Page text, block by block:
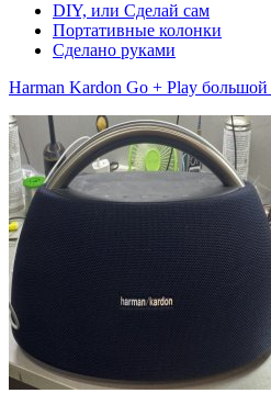
DIY, или Сделай сам
Портативные колонки
Сделано руками
Harman Kardon Go + Play